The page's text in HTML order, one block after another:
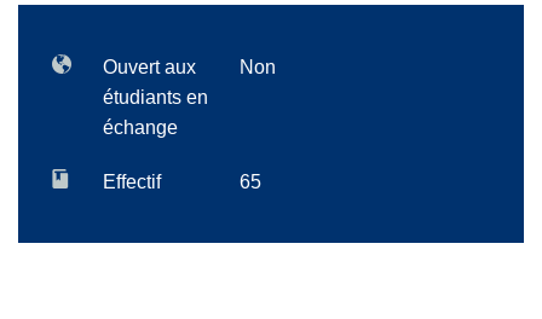
Ouvert aux
étudiants en
échange
Non
Effectif 65